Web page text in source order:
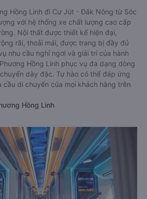
Hồng Linh đi Cư Jút - Đắk Nông từ Sóc
với hệ thống xe chất lượng cao cấp
Nội thất được thiết kế hiện đại,
rãi, thoải mái, được trang bị đầy đủ
nhu cầu nghỉ ngơi và giải trí của hành
Hồng Linh phục vụ đa dạng dòng
dày đặc. Tự hào có thể đáp ứng
cầu di chuyển của mọi khách hàng trên
Hồng Linh